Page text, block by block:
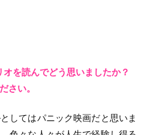
を読んでどう思いましたか？
さい。
してはパニック映画だと思いま